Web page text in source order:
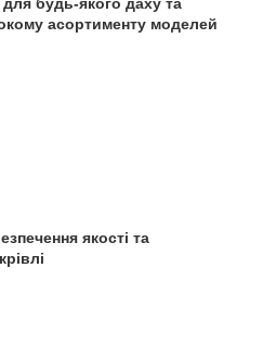
асортименту моделей
якості та